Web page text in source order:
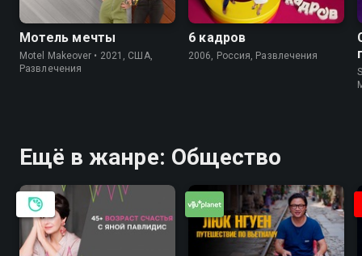
Мотель мечты
Motel Makeover • 2021, США,
Развлечения
6 кадров
2006, Россия, Развлечения
Ещё в жанре: Общество